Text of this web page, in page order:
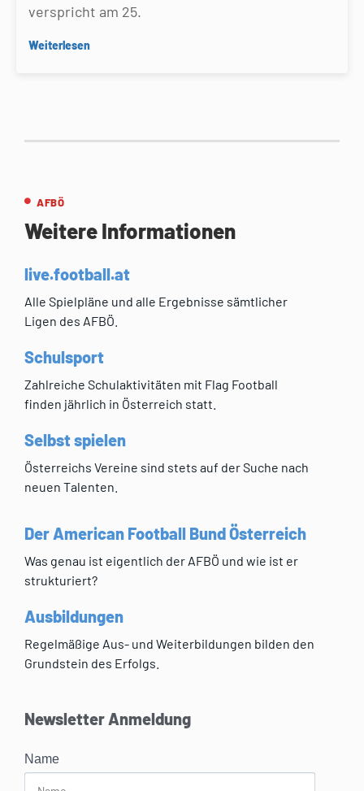
verspricht am 25.
Weiterlesen
AFBÖ
Weitere Informationen
live.football.at
Alle Spielpläne und alle Ergebnisse sämtlicher
Ligen des AFBÖ.
Schulsport
Zahlreiche Schulaktivitäten mit Flag Football
finden jährlich in Österreich statt.
Selbst spielen
Österreichs Vereine sind stets auf der Suche nach
neuen Talenten.
Der American Football Bund Österreich
Was genau ist eigentlich der AFBÖ und wie ist er
strukturiert?
Ausbildungen
Regelmäßige Aus- und Weiterbildungen bilden den
Grundstein des Erfolgs.
Newsletter Anmeldung
Name